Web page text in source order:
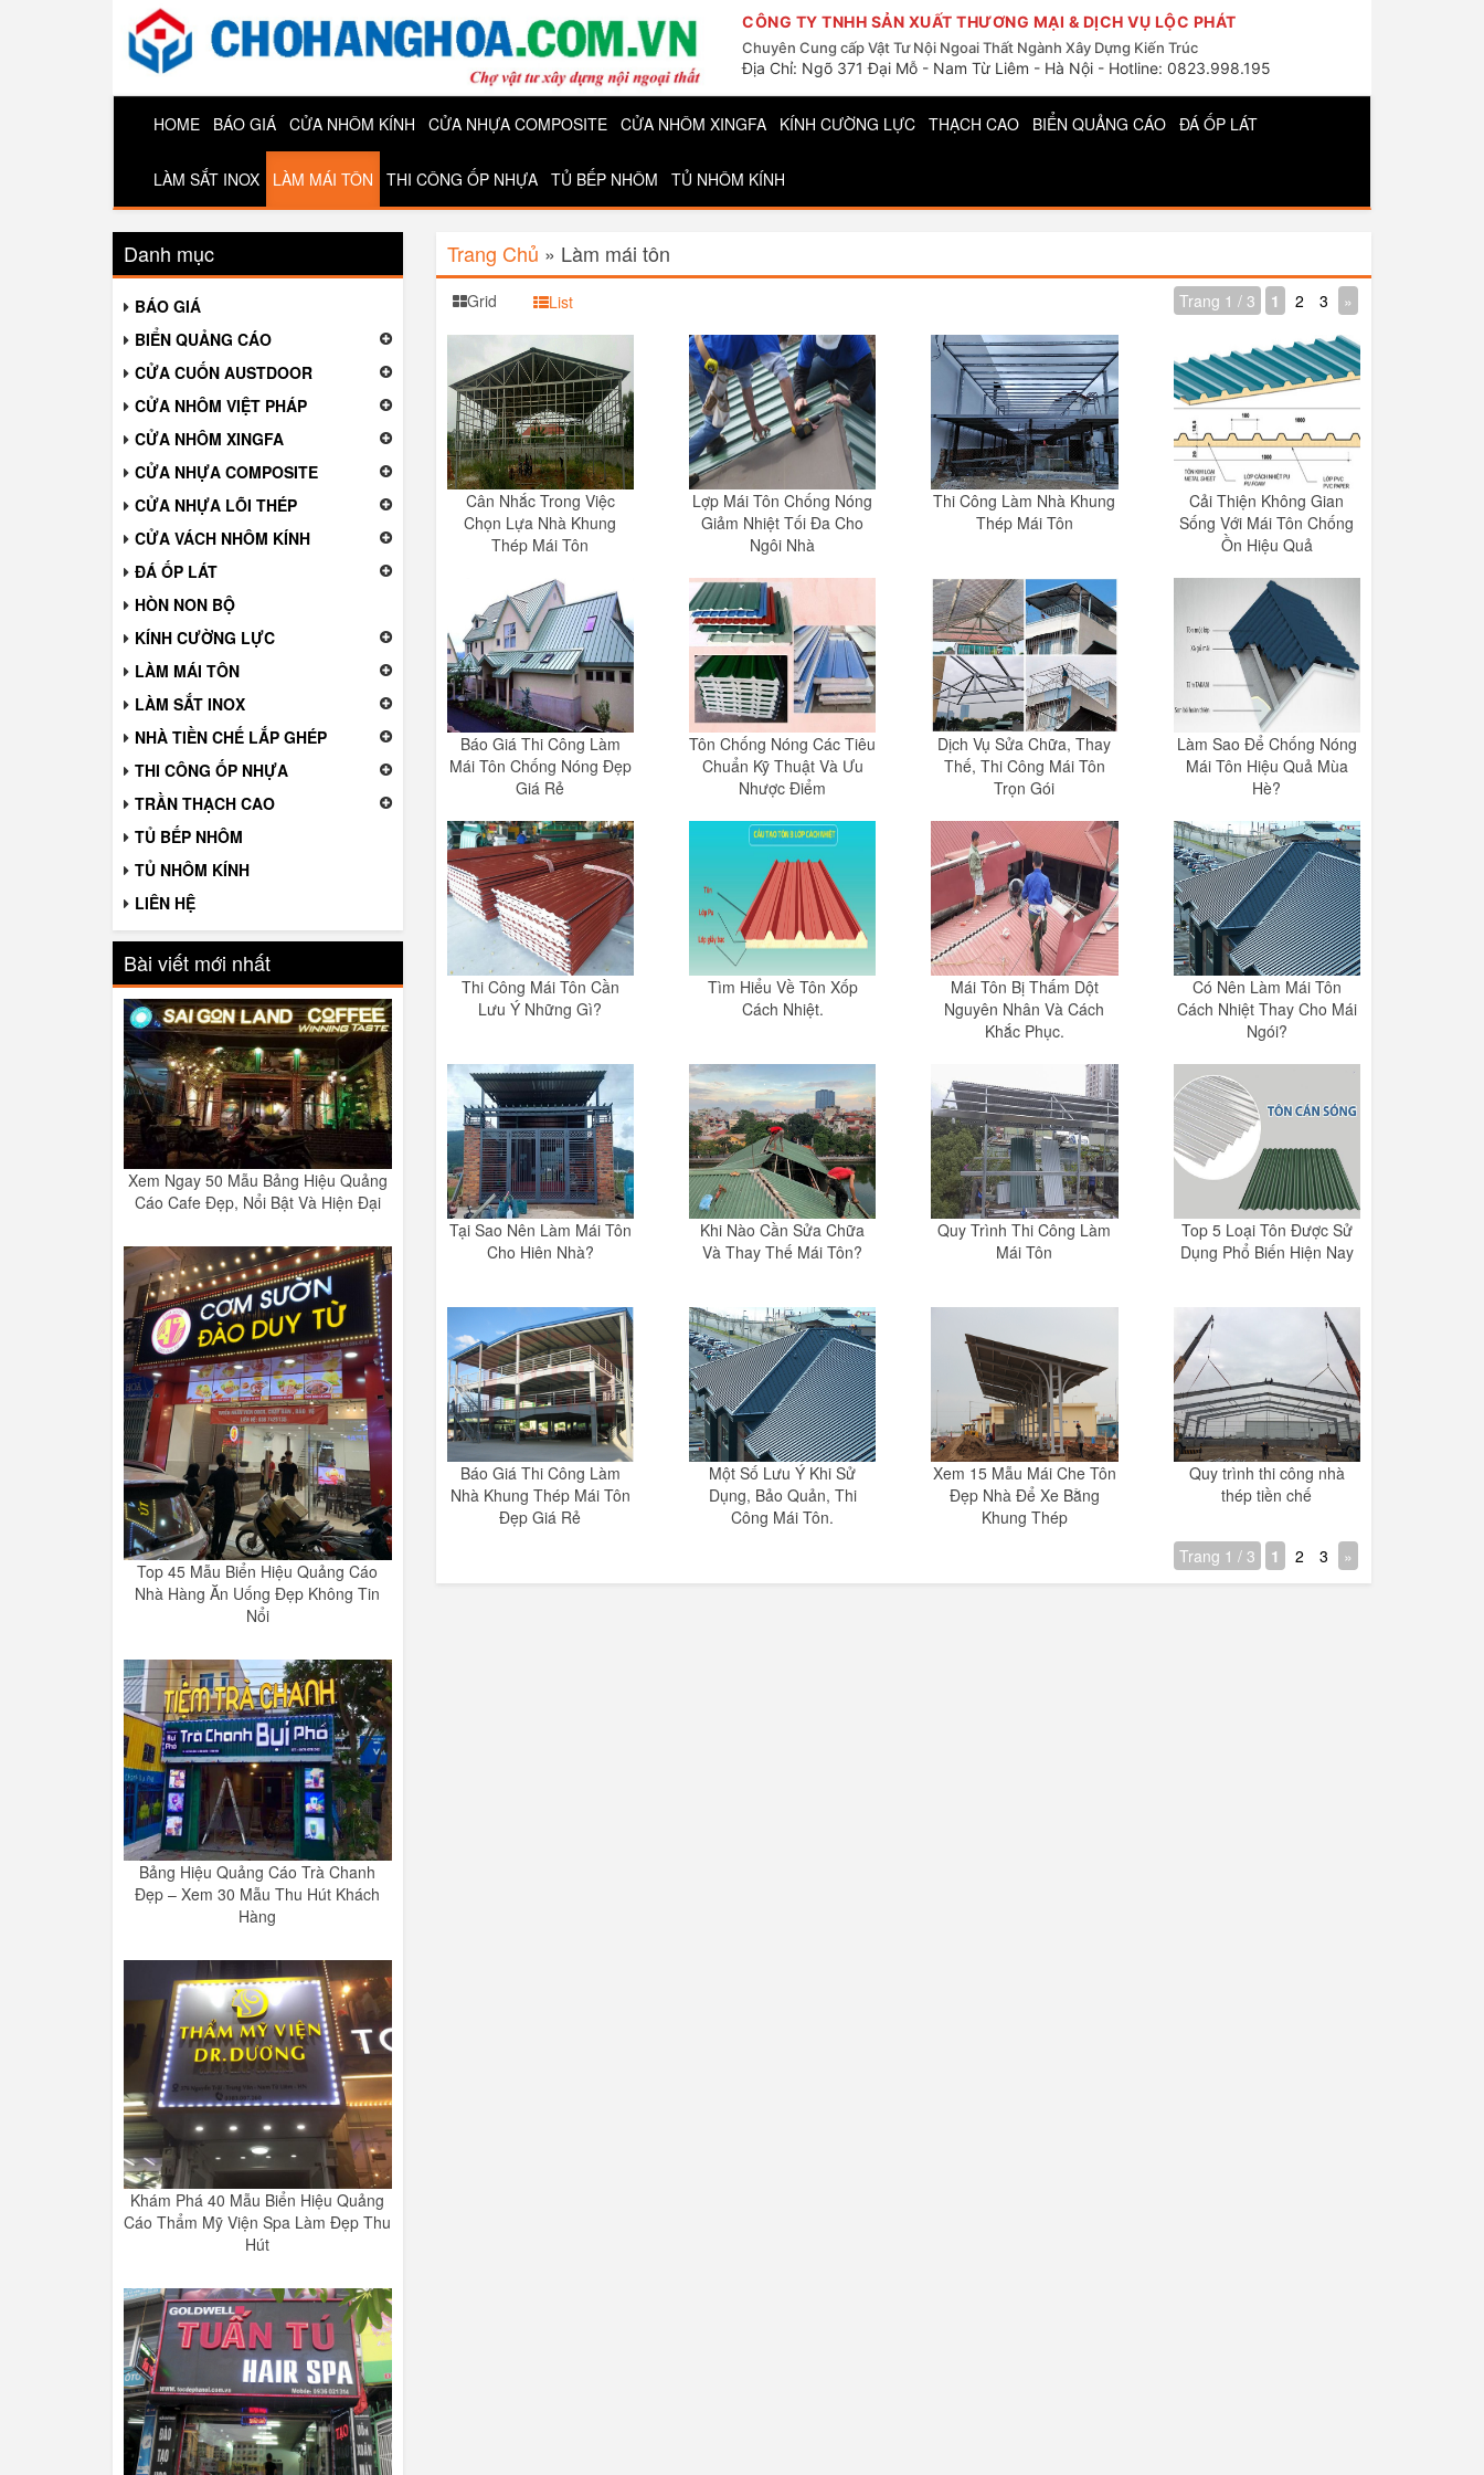
CÔNG TY TNHH SẢN XUẤT THƯƠNG MẠI & DỊCH VỤ LỘC PHÁT
Chuyên Cung cấp Vật Tư Nội Ngoai Thất Ngành Xây Dựng Kiến Trúc
Địa Chỉ: Ngõ 371 Đại Mỗ - Nam Từ Liêm - Hà Nội - Hotline: 0823.998.195
HOME BÁO GIÁ CỬA NHÔM KÍNH CỬA NHỰA COMPOSITE CỬA NHÔM XINGFA KÍNH CƯỜNG LỰC THẠCH CAO BIỂN QUẢNG CÁO ĐÁ ỐP LÁT
LÀM SẮT INOX LÀM MÁI TÔN THI CÔNG ỐP NHỰA TỦ BẾP NHÔM TỦ NHÔM KÍNH
Danh mục
BÁO GIÁ
BIỂN QUẢNG CÁO
CỬA CUỐN AUSTDOOR
CỬA NHÔM VIỆT PHÁP
CỬA NHÔM XINGFA
CỬA NHỰA COMPOSITE
CỬA NHỰA LÕI THÉP
CỬA VÁCH NHÔM KÍNH
ĐÁ ỐP LÁT
HÒN NON BỘ
KÍNH CƯỜNG LỰC
LÀM MÁI TÔN
LÀM SẮT INOX
NHÀ TIỀN CHẾ LẮP GHÉP
THI CÔNG ỐP NHỰA
TRẦN THẠCH CAO
TỦ BẾP NHÔM
TỦ NHÔM KÍNH
LIÊN HỆ
Bài viết mới nhất
Xem Ngay 50 Mẫu Bảng Hiệu Quảng
Cáo Cafe Đẹp, Nổi Bật Và Hiện Đại
Top 45 Mẫu Biển Hiệu Quảng Cáo
Nhà Hàng Ăn Uống Đẹp Không Tin
Nổi
Bảng Hiệu Quảng Cáo Trà Chanh
Đẹp – Xem 30 Mẫu Thu Hút Khách
Hàng
Khám Phá 40 Mẫu Biển Hiệu Quảng
Cáo Thẩm Mỹ Viện Spa Làm Đẹp Thu
Hút
Trang Chủ » Làm mái tôn
Grid List Trang 1 / 3 1 2 3 »
Cân Nhắc Trong Việc
Chọn Lựa Nhà Khung
Thép Mái Tôn
Lợp Mái Tôn Chống Nóng
Giảm Nhiệt Tối Đa Cho
Ngôi Nhà
Thi Công Làm Nhà Khung
Thép Mái Tôn
Cải Thiện Không Gian
Sống Với Mái Tôn Chống
Ồn Hiệu Quả
Báo Giá Thi Công Làm
Mái Tôn Chống Nóng Đẹp
Giá Rẻ
Tôn Chống Nóng Các Tiêu
Chuẩn Kỹ Thuật Và Ưu
Nhược Điểm
Dịch Vụ Sửa Chữa, Thay
Thế, Thi Công Mái Tôn
Trọn Gói
Làm Sao Để Chống Nóng
Mái Tôn Hiệu Quả Mùa
Hè?
Thi Công Mái Tôn Cần
Lưu Ý Những Gì?
Tìm Hiểu Về Tôn Xốp
Cách Nhiệt.
Mái Tôn Bị Thấm Dột
Nguyên Nhân Và Cách
Khắc Phục.
Có Nên Làm Mái Tôn
Cách Nhiệt Thay Cho Mái
Ngói?
Tại Sao Nên Làm Mái Tôn
Cho Hiên Nhà?
Khi Nào Cần Sửa Chữa
Và Thay Thế Mái Tôn?
Quy Trình Thi Công Làm
Mái Tôn
Top 5 Loại Tôn Được Sử
Dụng Phổ Biến Hiện Nay
Báo Giá Thi Công Làm
Nhà Khung Thép Mái Tôn
Đẹp Giá Rẻ
Một Số Lưu Ý Khi Sử
Dụng, Bảo Quản, Thi
Công Mái Tôn.
Xem 15 Mẫu Mái Che Tôn
Đẹp Nhà Để Xe Bằng
Khung Thép
Quy trình thi công nhà
thép tiền chế
Trang 1 / 3 1 2 3 »